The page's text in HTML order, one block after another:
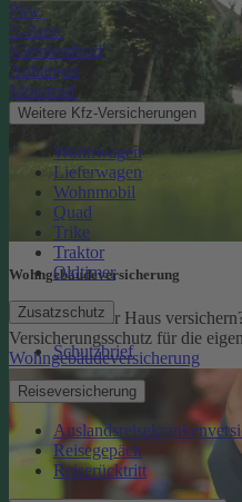
Pkw
E-Auto
Kleinkraftrad
Anhänger
Motorrad
Weitere Kfz-Versicherungen
Wohnwagen
Lieferwagen
Wohnmobil
Quad
Trike
Traktor
Oldtimer
Zusatzschutz
Schutzbrief
Reiseversicherung
Reisegepäck
Reiserücktritt
Wohngebäude­versicherung
Sie möchten Ihr Haus
Versicherungsschutz für die
Wohngebäudeversicherung